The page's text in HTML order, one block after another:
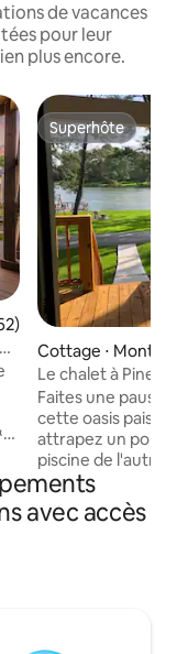
de vacances
pour leur
plus encore.
moyenne sur la
Superhôte
Superhôte
Cottage ⋅
Le chalet à Pine
Faites une pause
cette oasis
attrapez un
piscine de l'autre
détendez-vous
terrasse avant et
Excellent
magnifique lac
avec accès